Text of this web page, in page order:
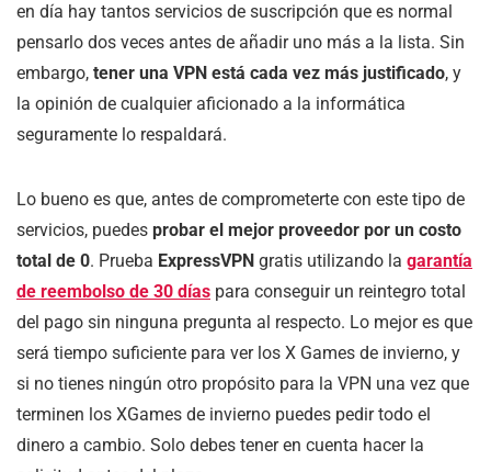
en día hay tantos servicios de suscripción que es normal
pensarlo dos veces antes de añadir uno más a la lista. Sin
embargo, tener una VPN está cada vez más justificado, y
la opinión de cualquier aficionado a la informática
seguramente lo respaldará.
Lo bueno es que, antes de comprometerte con este tipo de
servicios, puedes probar el mejor proveedor por un costo
total de 0. Prueba ExpressVPN gratis utilizando la garantía
de reembolso de 30 días para conseguir un reintegro total
del pago sin ninguna pregunta al respecto. Lo mejor es que
será tiempo suficiente para ver los X Games de invierno, y
si no tienes ningún otro propósito para la VPN una vez que
terminen los XGames de invierno puedes pedir todo el
dinero a cambio. Solo debes tener en cuenta hacer la